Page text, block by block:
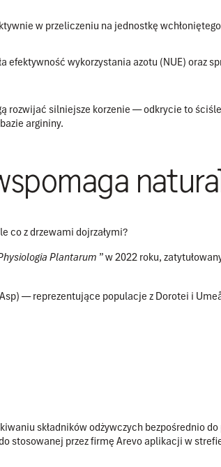
w przeliczeniu na jednostkę
efektywność wykorzystania azotu (NUE) oraz
rozwijać silniejsze korzenie — odkrycie to
argininy.
co z drzewami dojrzałymi?
Plantarum ” w 2022 roku,
— reprezentujące populacje z Dorotei i
składników odżywczych bezpośrednio
stosowanej przez firmę Arevo aplikacji w